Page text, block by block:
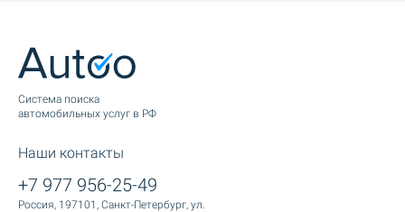
Cистема поиска
автомобильных услуг в РФ
Наши контакты
+7 977 956-25-49
Россия, 197101, Санкт-Петербург, ул.